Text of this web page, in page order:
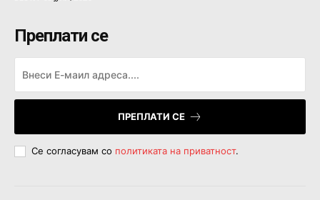
Преплати се
ПРЕПЛАТИ СЕ
Се согласувам со политиката на приватност.